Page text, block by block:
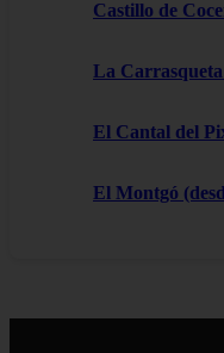
Castillo de
La
El Cantal del
El Montgó